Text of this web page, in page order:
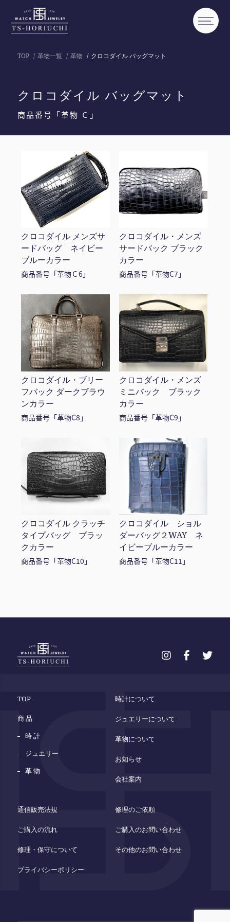
TOP 革物一覧 革物 クロコダイル バッグマット
クロコダイル バッグマット
商品番号「革物 Ｃ」
クロコダイル メンズサ
ードバッグ ネイビー
ブルーカラー
商品番号「革物Ｃ6」
クロコダイル・メンズ
サードバック ブラック
カラー
商品番号「革物C7」
クロコダイル・ブリー
フバック ダークブラウ
ンカラー
商品番号「革物C8」
クロコダイル・メンズ
ミニバック ブラック
カラー
商品番号「革物C9」
クロコダイル クラッチ
タイプバッグ ブラッ
クカラー
商品番号「革物C10」
クロコダイル ショル
ダーバッグ２WAY ネ
イビーブルーカラー
商品番号「革物C11」
TOP
商 品
時 計
ジュエリー
革 物
時計について
ジュエリーについて
革物について
お知らせ
会社案内
通信販売法規
ご購入の流れ
修理・保守について
プライバシーポリシー
修理のご依頼
ご購入のお問い合わせ
その他のお問い合わせ